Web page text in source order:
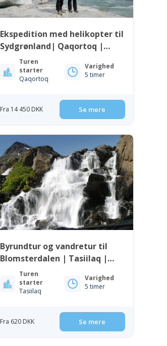
Ekspedition med helikopter til
Sydgrønland| Qaqortoq |
Sydgrønland
Turen
starter
Qaqortoq
Varighed
5 timer
Fra 14 450 DKK Se mere
Byrundtur og vandretur til
Blomsterdalen | Tasiilaq |
Østgrønland
Turen
starter
Tasiilaq
Varighed
5 timer
Fra 620 DKK Se mere